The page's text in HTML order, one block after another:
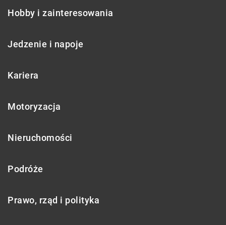
Hobby i zainteresowania
Jedzenie i napoje
Kariera
Motoryzacja
Nieruchomości
Podróże
Prawo, rząd i polityka